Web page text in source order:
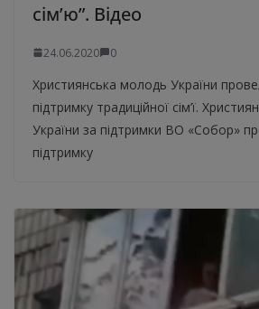
сім’ю”. Відео
24.06.2020 0
Християнська молодь України
підтримку традиційної сім’ї.
України за підтримки ВО «Собор»
підтримку